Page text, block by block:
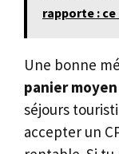
rapporte :
Une bonne
panier moyen
séjours
accepter un